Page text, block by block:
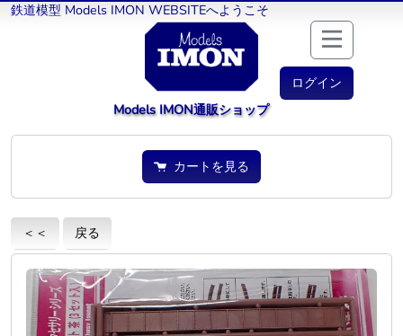
鉄道模型 Models IMON WEBSITEへようこそ
ログイン
Models IMON通販ショップ
カートを見る
＜＜ 戻る